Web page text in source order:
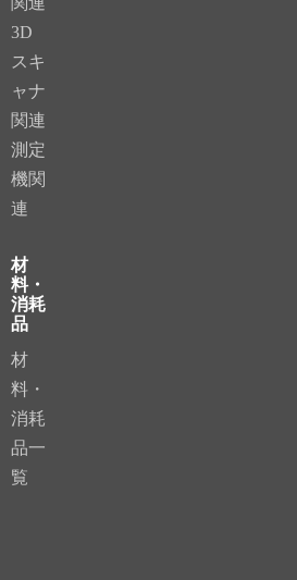
3D
スキ
ャナ
関連
測定
機関
連
材
料・
消耗
品
材
料・
消耗
品一
覧